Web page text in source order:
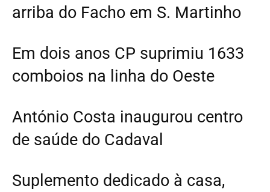
arriba do Facho em S. Martinho
Em dois anos CP suprimiu 1633
comboios na linha do Oeste
António Costa inaugurou centro
de saúde do Cadaval
Suplemento dedicado à casa,